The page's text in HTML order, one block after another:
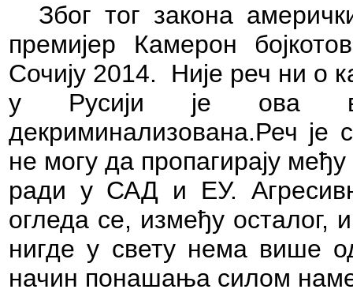
Због тог закона
премијер Камерон
Сочију 2014.
Није реч ни о
у Русији је ова
декриминализована.Реч је
не могу да пропагирају
ради у САД и ЕУ.
огледа се, између осталог,
нигде у свету нема више
начин понашања силом